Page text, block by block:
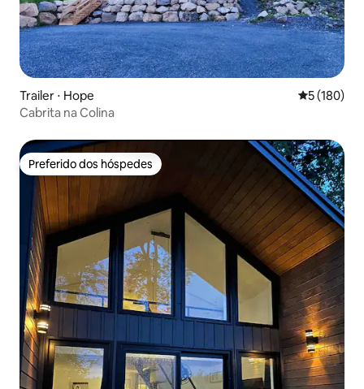
Trailer ⋅ Hope 5 de uma
5 (180)
Cabrita na Colina
Preferido dos hóspedes
Preferido dos hóspedes